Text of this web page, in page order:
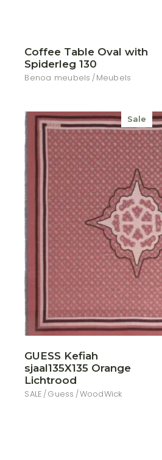
Coffee Table Oval with
Spiderleg 130
Benoa meubels Meubels
Sale
GUESS Kefiah
sjaal135X135 Orange
Lichtrood
SALE Guess WoodWick